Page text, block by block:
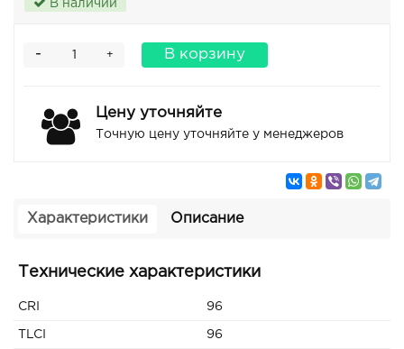
В наличии
+
- В корзину
Цену уточняйте
Точную цену уточняйте у менеджеров
Характеристики Описание
Технические характеристики
CRI 96
TLCI 96